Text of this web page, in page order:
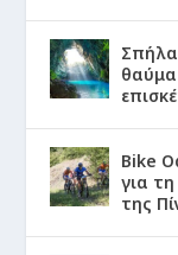
Bike
για
της